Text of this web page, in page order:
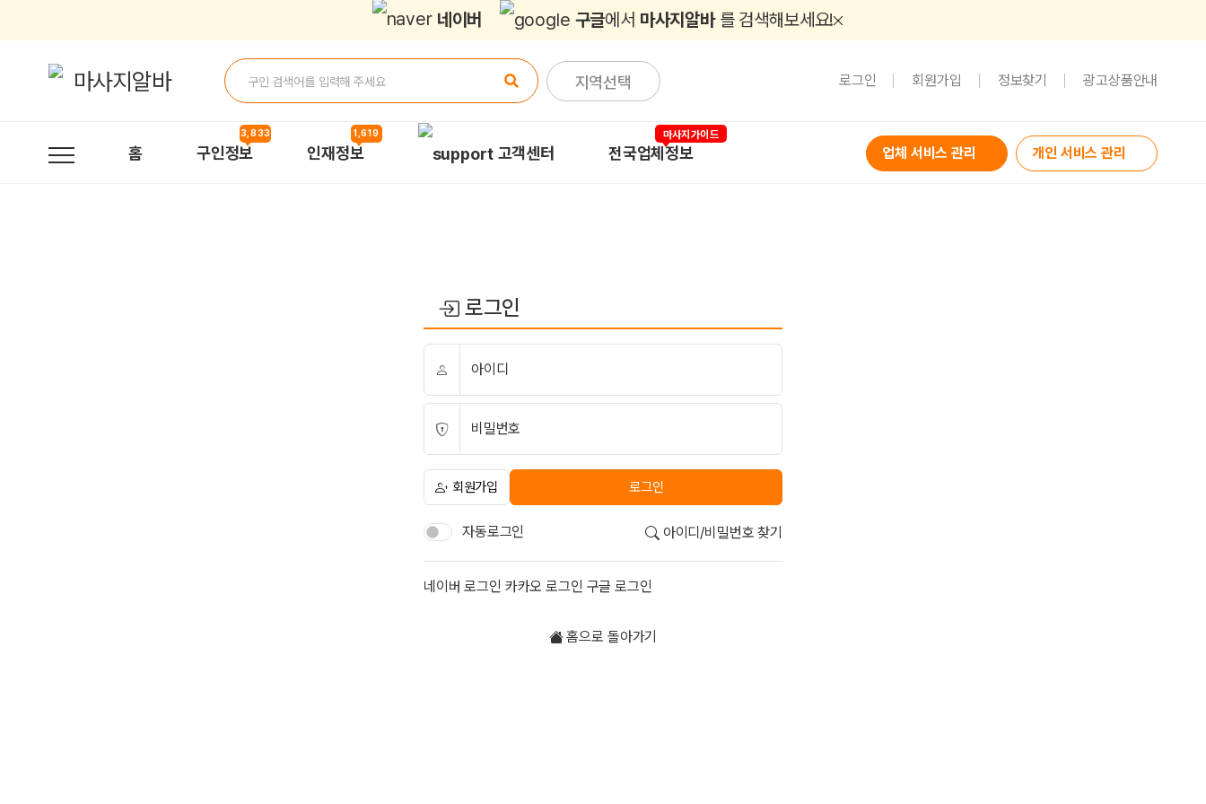
네이버 구글에서 마사지알바 를 검색해보세요!
지역선택 로그인 회원가입 정보찾기 광고상품안내
홈 구인정보
3,833
인재정보
1,619
고객센터 전국업체정보
마사지가이드
업체 서비스 관리 개인 서비스 관리
로그인
아이디
비밀번호
회원가입 로그인
자동로그인 아이디/비밀번호 찾기
소셜계정으로 로그인
네이버 로그인 카카오 로그인 구글 로그인
홈으로 돌아가기